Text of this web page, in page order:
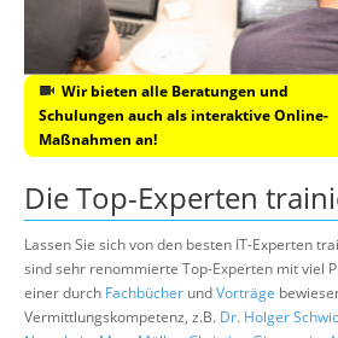
Wir bieten alle Beratungen und
Schulungen auch als interaktive Online-
Maßnahmen an!
Die Top-Experten
Lassen Sie sich von den besten IT-Experten
sind sehr renommierte Top-Experten mit viel
einer durch Fachbücher undVorträge
Vermittlungskompetenz, z.B. Dr. Holger